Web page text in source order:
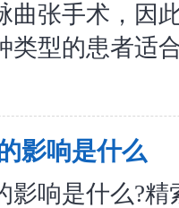
曲张手术，因
类型的患者适
影响是什么
影响是什么?精